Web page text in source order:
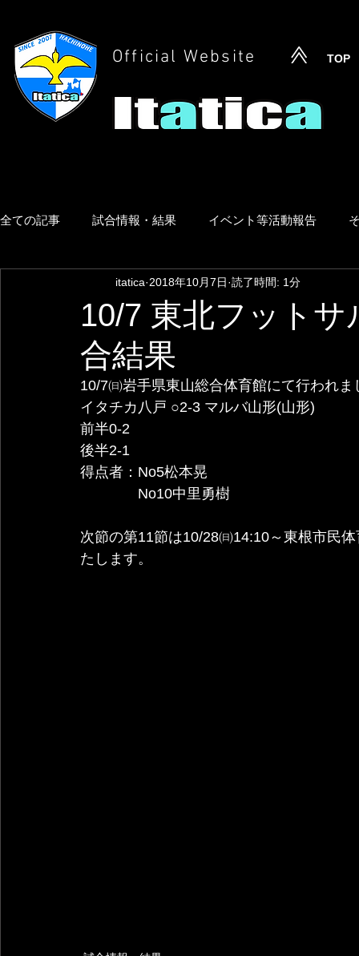
Official Website TOP
全ての記事 試合情報・結果 イベント等活動報告
10/7 東北フット
合結果
itatica 2018年10月7日 読了時間: 1分
10/7㈰岩手県東山総合体育館にて行われ
イタチカ八戸 ○2-3 マルバ山形(山形)
前半0-2
後半2-1
得点者：No5松本晃
No10中里
次節の第11節は10/28㈰14:10～東根市民
たします。